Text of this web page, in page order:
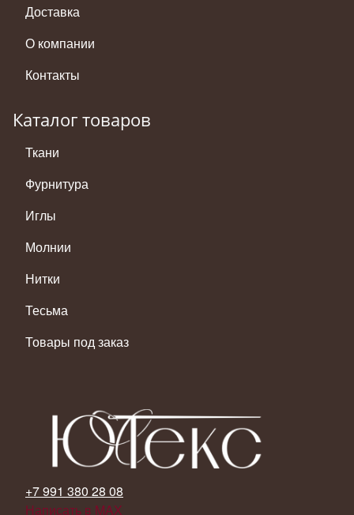
Доставка
О компании
Контакты
Каталог товаров
Ткани
Фурнитура
Иглы
Молнии
Нитки
Тесьма
Товары под заказ
+7 991 380 28 08
Написать в MAX